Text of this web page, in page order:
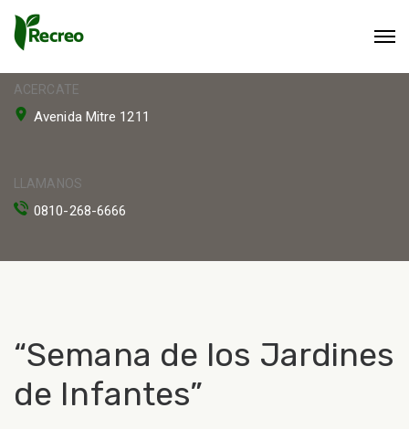
ACERCATE
Avenida Mitre 1211
LLAMANOS
0810-268-6666
“Semana de los Jardines
de Infantes”